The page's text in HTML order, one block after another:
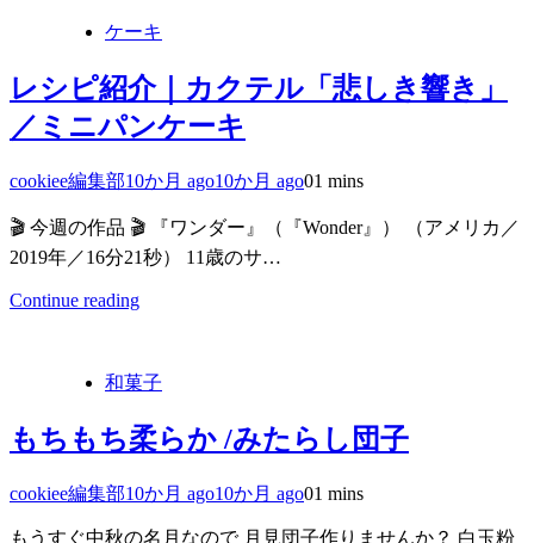
ケーキ
レシピ紹介｜カクテル「悲しき響き」
／ミニパンケーキ
cookiee編集部10か月 ago10か月 ago01 mins
🎬 今週の作品 🎬 『ワンダー』（『Wonder』） （アメリカ／
2019年／16分21秒） 11歳のサ…
Continue reading
和菓子
もちもち柔らか /みたらし団子
cookiee編集部10か月 ago10か月 ago01 mins
もうすぐ中秋の名月なので 月見団子作りませんか？ 白玉粉